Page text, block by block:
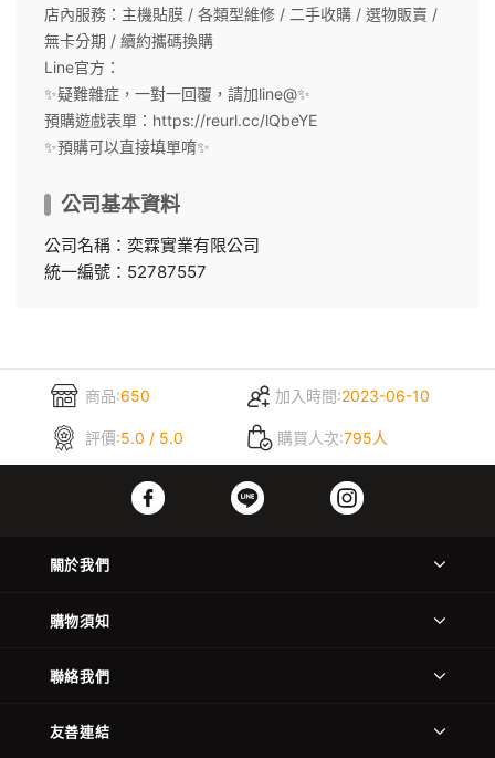
店內服務：主機貼膜 / 各類型維修 / 二手收購 / 選物販賣 /
無卡分期 / 續約攜碼換購
Line官方：
✨疑難雜症，一對一回覆，請加line@✨
預購遊戲表單：https://reurl.cc/lQbeYE
✨預購可以直接填單唷✨
公司基本資料
公司名稱：奕霖實業有限公司
統一編號：52787557
商品:650 加入時間:2023-06-10
評價:5.0 / 5.0 購買人次:795人
關於我們
購物須知
聯絡我們
友善連結